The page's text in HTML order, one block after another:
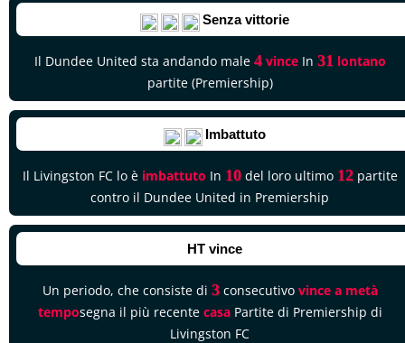
Senza vittorie
Il Dundee United sta andando male 4 vinceIn 31 lontano
partite (Premiership)
Imbattuto
Il Livingston FC lo è imbattuto In 10del loro ultimo 12partite
contro il Dundee United in Premiership
HT vince
Un periodo, che consiste di 3consecutivo vince a metà
temposegna il più recente casaPartite di Premiership di
Livingston FC